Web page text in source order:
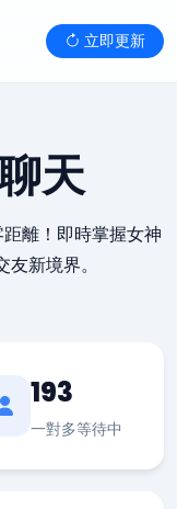
立即更新
天
離！即時掌握女神
新境界。
193
一對多等待中